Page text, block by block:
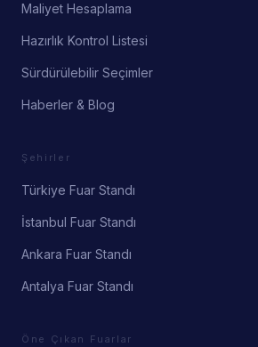
Maliyet Hesaplama
Hazırlık Kontrol Listesi
Sürdürülebilir Seçimler
Haberler & Blog
Şehirler
Türkiye Fuar Standı
İstanbul Fuar Standı
Ankara Fuar Standı
Antalya Fuar Standı
Öne Çıkan Fuarlar